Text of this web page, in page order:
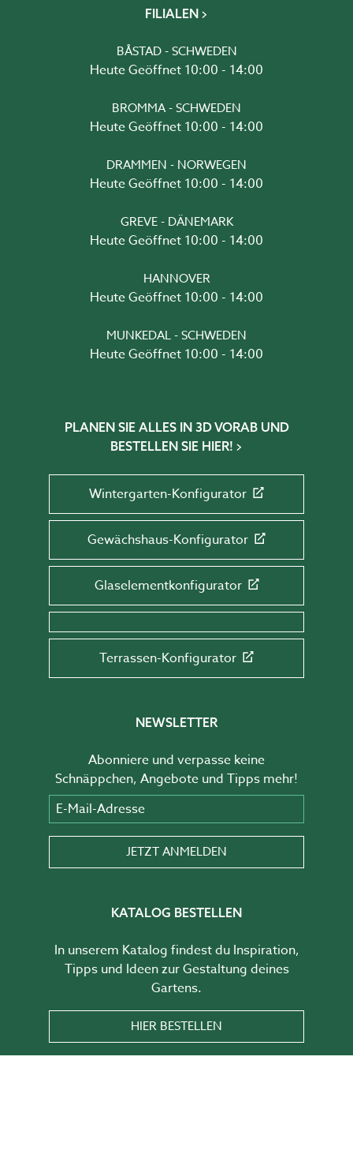
FILIALEN
BÅSTAD - SCHWEDEN
Heute Geöffnet 10:00 - 14:00
BROMMA - SCHWEDEN
Heute Geöffnet 10:00 - 14:00
DRAMMEN - NORWEGEN
Heute Geöffnet 10:00 - 14:00
GREVE - DÄNEMARK
Heute Geöffnet 10:00 - 14:00
HANNOVER
Heute Geöffnet 10:00 - 14:00
MUNKEDAL - SCHWEDEN
Heute Geöffnet 10:00 - 14:00
PLANEN SIE ALLES IN 3D VORAB UND
BESTELLEN SIE HIER!
Wintergarten-Konfigurator
Gewächshaus-Konfigurator
Glaselementkonfigurator
Terrassen-Konfigurator
NEWSLETTER
Abonniere und verpasse keine
Schnäppchen, Angebote und Tipps mehr!
E-Mail-Adresse
JETZT ANMELDEN
KATALOG BESTELLEN
In unserem Katalog findest du Inspiration,
Tipps und Ideen zur Gestaltung deines
Gartens.
HIER BESTELLEN